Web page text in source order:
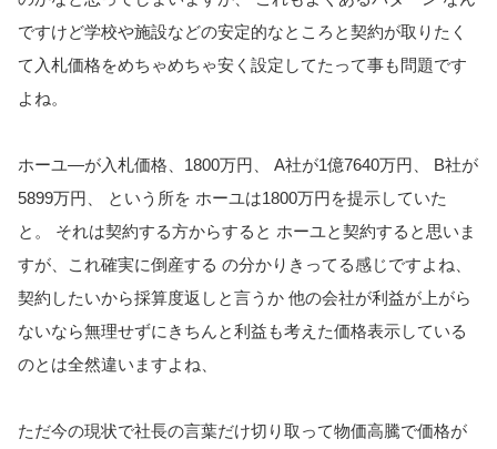
ですけど学校や施設などの安定的なところと契約が取りたく
て入札価格をめちゃめちゃ安く設定してたって事も問題です
よね。
ホーユ―が入札価格、1800万円、 A社が1億7640万円、 B社が
5899万円、 という所を ホーユは1800万円を提示していた
と。 それは契約する方からすると ホーユと契約すると思いま
すが、これ確実に倒産する の分かりきってる感じですよね、
契約したいから採算度返しと言うか 他の会社が利益が上がら
ないなら無理せずにきちんと利益も考えた価格表示している
のとは全然違いますよね、
ただ今の現状で社長の言葉だけ切り取って物価高騰で価格が